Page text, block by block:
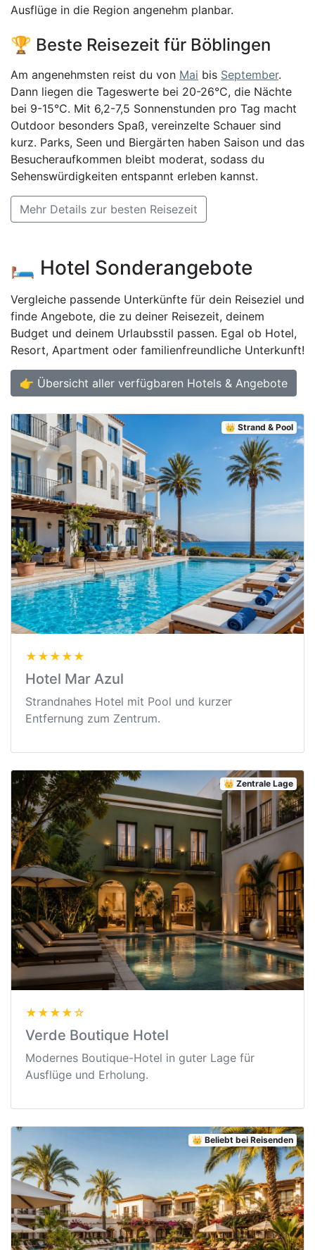
Ausflüge in die Region angenehm planbar.
🏆 Beste Reisezeit für Böblingen
Am angenehmsten reist du von Mai bis September.
Dann liegen die Tageswerte bei 20-26°C, die Nächte
bei 9-15°C. Mit 6,2-7,5 Sonnenstunden pro Tag macht
Outdoor besonders Spaß, vereinzelte Schauer sind
kurz. Parks, Seen und Biergärten haben Saison und das
Besucheraufkommen bleibt moderat, sodass du
Sehenswürdigkeiten entspannt erleben kannst.
Mehr Details zur besten Reisezeit
🛏️ Hotel Sonderangebote
Vergleiche passende Unterkünfte für dein Reiseziel und
finde Angebote, die zu deiner Reisezeit, deinem
Budget und deinem Urlaubsstil passen. Egal ob Hotel,
Resort, Apartment oder familienfreundliche Unterkunft!
👉 Übersicht aller verfügbaren Hotels & Angebote
👑 Strand & Pool
★★★★★
Hotel Mar Azul
Strandnahes Hotel mit Pool und kurzer
Entfernung zum Zentrum.
👑 Zentrale Lage
★★★★☆
Verde Boutique Hotel
Modernes Boutique-Hotel in guter Lage für
Ausflüge und Erholung.
👑 Beliebt bei Reisenden